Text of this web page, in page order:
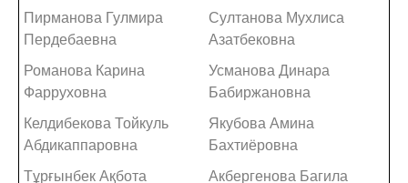
Пирманова Гулмира
Пердебаевна
Султанова Мухлиса
Азатбековна
Романова Карина
Фарруховна
Усманова Динара
Бабиржановна
Келдибекова Тойкуль
Абдикаппаровна
Якубова Амина
Бахтиёровна
Тұрғынбек Ақбота
Акбергенова Багила